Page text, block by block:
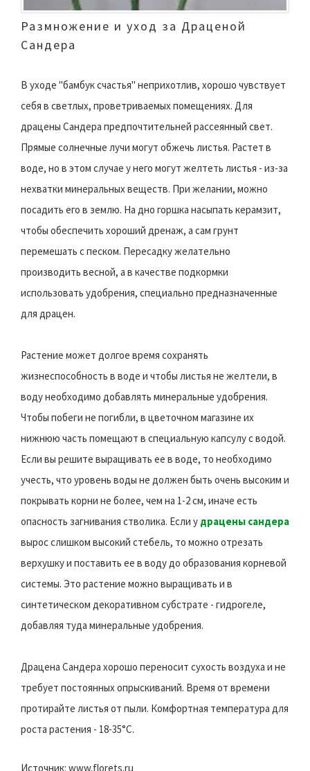
Размножение и уход за Драценой
Сандера
В уходе "бамбук счастья" неприхотлив, хорошо чувствует
себя в светлых, проветриваемых помещениях. Для
драцены Сандера предпочтительней рассеянный свет.
Прямые солнечные лучи могут обжечь листья. Растет в
воде, но в этом случае у него могут желтеть листья - из-за
нехватки минеральных веществ. При желании, можно
посадить его в землю. На дно горшка насыпать керамзит,
чтобы обеспечить хороший дренаж, а сам грунт
перемешать с песком. Пересадку желательно
производить весной, а в качестве подкормки
использовать удобрения, специально предназначенные
для драцен.
Растение может долгое время сохранять
жизнеспособность в воде и чтобы листья не желтели, в
воду необходимо добавлять минеральные удобрения.
Чтобы побеги не погибли, в цветочном магазине их
нижнюю часть помещают в специальную капсулу с водой.
Если вы решите выращивать ее в воде, то необходимо
учесть, что уровень воды не должен быть очень высоким и
покрывать корни не более, чем на 1-2 см, иначе есть
опасность загнивания стволика. Если у драцены сандера
вырос слишком высокий стебель, то можно отрезать
верхушку и поставить ее в воду до образования корневой
системы. Это растение можно выращивать и в
синтетическом декоративном субстрате - гидрогеле,
добавляя туда минеральные удобрения.
Драцена Сандера хорошо переносит сухость воздуха и не
требует постоянных опрыскиваний. Время от времени
протирайте листья от пыли. Комфортная температура для
роста растения - 18-35°C.
Источник: www.florets.ru